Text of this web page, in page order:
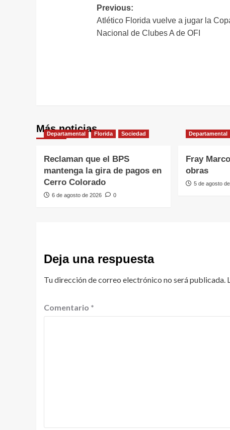
Navegación
de
Previous:
Atlético Florida vuelve a jugar la
Nacional de Clubes A de OFI
Más noticias
Departamental Florida Sociedad
Reclaman que el BPS
mantenga la gira de pagos en
Cerro Colorado
6 de agosto de 2026 0
Departamental
Fray
obras
5 de agosto
Deja una respuesta
Tu dirección de correo electrónico no será publicada.
Comentario *